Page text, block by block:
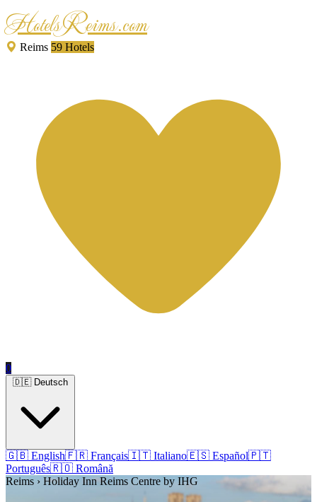
HotelsReims.com
Reims 59 Hotels
0
🇬🇧 English🇫🇷 Français🇮🇹 Italiano🇪🇸 Español🇵🇹
Português🇷🇴 Română
Reims › Holiday Inn Reims Centre by IHG